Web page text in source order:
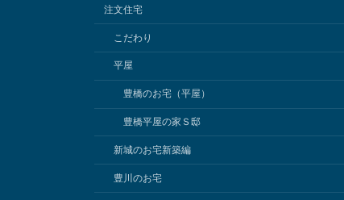
注文住宅
こだわり
平屋
豊橋のお宅（平屋）
豊橋平屋の家Ｓ邸
新城のお宅新築編
豊川のお宅